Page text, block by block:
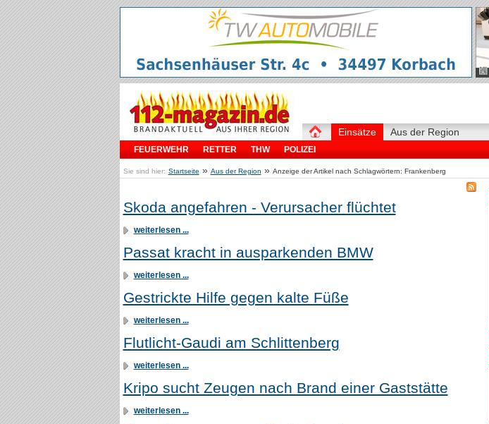
Einsätze
FEUERWEHR RETTER THW POLIZEI
Aus der Region
Sie sind hier: Startseite » Aus der Region » Anzeige der Artikel nach Schlagwörtern: Frankenberg
Skoda angefahren - Verursacher flüchtet
weiterlesen ...
Passat kracht in ausparkenden BMW
weiterlesen ...
Gestrickte Hilfe gegen kalte Füße
weiterlesen ...
Flutlicht-Gaudi am Schlittenberg
weiterlesen ...
Kripo sucht Zeugen nach Brand einer Gaststätte
weiterlesen ...